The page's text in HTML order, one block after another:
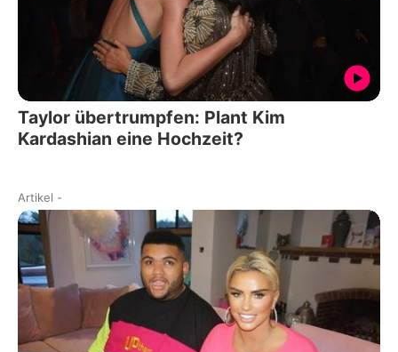
Taylor übertrumpfen: Plant Kim
Kardashian eine Hochzeit?
Artikel -